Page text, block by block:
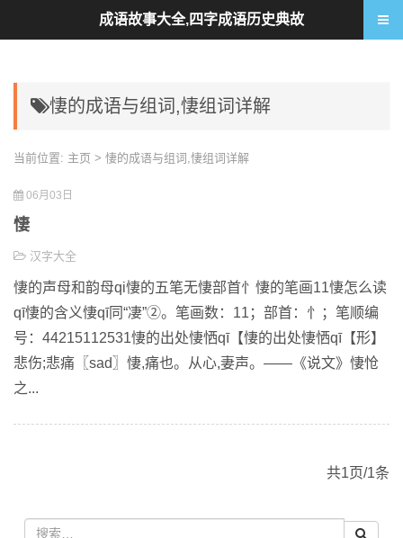
悽的成语与组词,悽组词详解
当前位置: 主页 > 悽的成语与组词,悽组词详解
06月03日
悽
汉字大全
悽的声母和韵母qi悽的五笔无悽部首忄悽的笔画11悽怎么读
qī悽的含义悽qī同“凄”②。笔画数：11；部首：忄；笔顺编
号：44215112531悽的出处悽恓qī【悽的出处悽恓qī【形】
悲伤;悲痛〖sad〗悽,痛也。从心,妻声。——《说文》悽怆
之...
共1页/1条
成语故事大全,四字成语历史典故